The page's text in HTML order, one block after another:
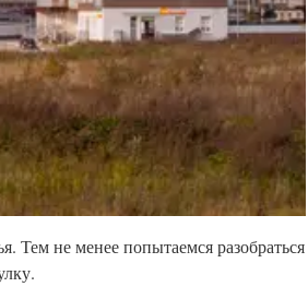
Тем не менее попытаемся разобраться